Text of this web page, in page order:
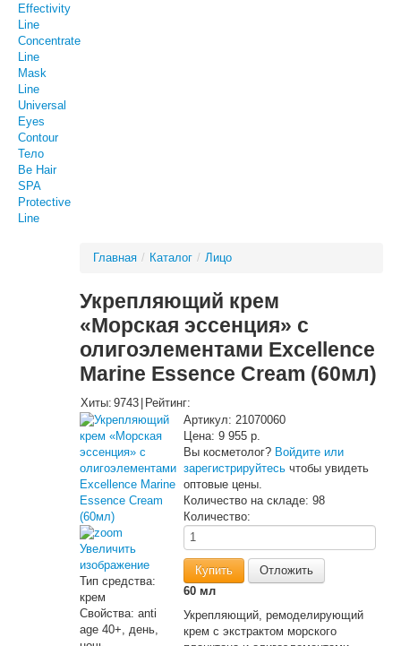
Effectivity
Line
Concentrate
Line
Mask
Line
Universal
Eyes
Contour
Тело
Be Hair
SPA
Protective
Line
Главная / Каталог / Лицо
Укрепляющий крем
«Морская эссенция» с
олигоэлементами Excellence
Marine Essence Cream (60мл)
Хиты: 9743 | Рейтинг:
Увеличить
изображение
Тип средства:
крем
Свойства:anti
age 40+, день,
Артикул: 21070060
Цена: 9 955 р.
Вы косметолог? Войдите или
зарегистрируйтесьчтобы увидеть
оптовые цены.
Количество на складе: 98
Количество:
60 мл
Укрепляющий, ремоделирующий
крем с экстрактом морского